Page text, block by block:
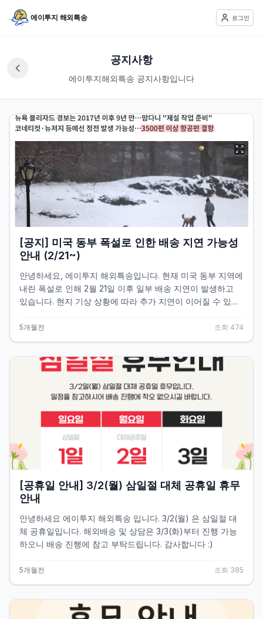
에이투지 해외특송 로그인
공지사항
에이투지해외특송 공지사항입니다
[공지] 미국 동부 폭설로 인한 배송 지연 가능성
안내 (2/21~)
안녕하세요, 에이투지 해외특송입니다. 현재 미국 동부 지역에
내린 폭설로 인해 2월 21일 이후 일부 배송 지연이 발생하고
있습니다. 현지 기상 상황에 따라 추가 지연이 이어질 수 있는
최대한 빠른 진행을 위해 노력하겠습니다. 다만, 기상 악화로
인한 부분은 불가피한 사항인 점 너른 양해 부탁드립니다. 미
계획해주시기를 권장드립니다. 감사합니다. 출처 : 이창규 기
예보,뉴스 1,[https://www.news1.kr/world/usa-
5개월전 조회 474
[공휴일 안내] 3/2(월) 삼일절 대체 공휴일 휴무
안내
안녕하세요 에이투지 해외특송 입니다. 3/2(월) 은 삼일절 대
체 공휴일입니다. 해외배송 및 상담은 3/3(화)부터 진행 가능
하오니 배송 진행에 참고 부탁드립니다. 감사합니다 :)
5개월전 조회 385